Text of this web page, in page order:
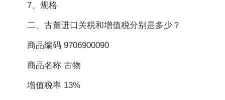
7、规格
二、古董进口关税和增值税分别是多少？
商品编码 9706900090
商品名称 古物
增值税率 13%